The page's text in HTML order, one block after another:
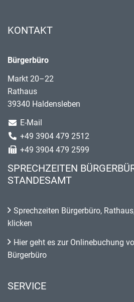
KONTAKT
Bürgerbüro
Markt 20–22
Rathaus
39340 Haldensleben
E-Mail
+49 3904 479 2512
+49 3904 479 2599
SPRECHZEITEN
STANDESAMT
Sprechzeiten Bürgerbüro,
klicken
Hier geht es zur Onlinebuchung
Bürgerbüro
SERVICE